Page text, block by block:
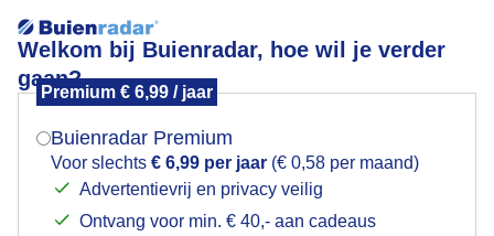
Welkom bij Buienradar, hoe wil je verder
gaan?
Premium € 6,99 / jaar
Buienradar Premium
Voor slechts € 6,99 per jaar (€ 0,58 per maand)
Advertentievrij en privacy veilig
Ontvang voor min. € 40,- aan cadeaus
{placename}
Mogen we je locatie gebruiken voor het
Indien je hier nog geen akkoord op hebt gegeven,